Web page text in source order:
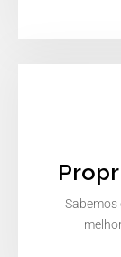
Sabemos